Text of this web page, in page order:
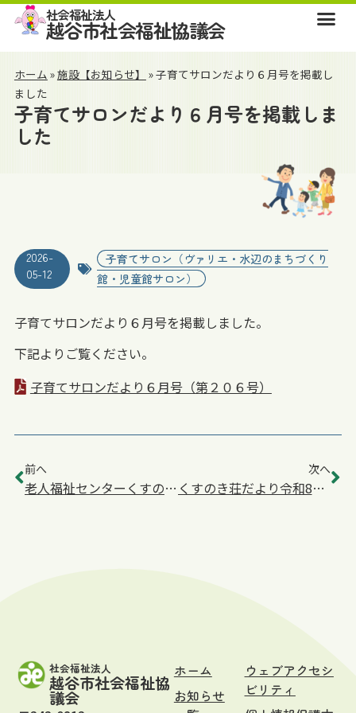
社会福祉法人
越谷市社会福祉協議会
ホーム »施設【お知らせ】 »子育てサロンだより６月号を掲載し
ました
子育てサロンだより６月号を掲載しま
した
2026-
05-12
子育てサロン（ヴァリエ・水辺のまちづくり
館・児童館サロン）
子育てサロンだより６月号を掲載しました。
下記よりご覧ください。
子育てサロンだより６月号（第２０６号）
前へ
老人福祉センターくすのき荘の臨時休館情報について（お知らせ）
次へ
くすのき荘だより令和8年6月号
社会福祉法人
越谷市社会福祉協
議会
ホーム
お知らせ
ウェブアクセシ
ビリティ